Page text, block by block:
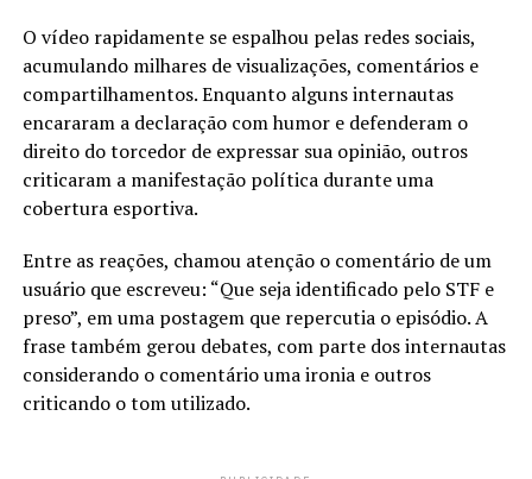
O vídeo rapidamente se espalhou pelas redes sociais,
acumulando milhares de visualizações, comentários e
compartilhamentos. Enquanto alguns internautas
encararam a declaração com humor e defenderam o
direito do torcedor de expressar sua opinião, outros
criticaram a manifestação política durante uma
cobertura esportiva.
Entre as reações, chamou atenção o comentário de um
usuário que escreveu: “Que seja identificado pelo STF e
preso”, em uma postagem que repercutia o episódio. A
frase também gerou debates, com parte dos internautas
considerando o comentário uma ironia e outros
criticando o tom utilizado.